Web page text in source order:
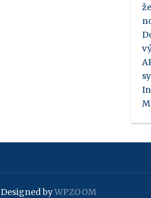
Designed byWPZOOM